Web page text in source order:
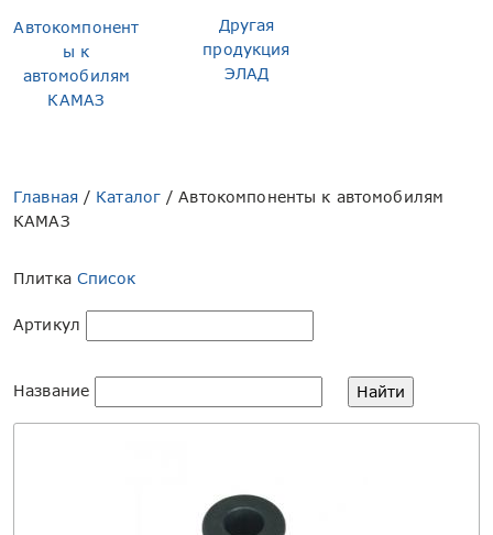
Автокомпонент
ы к
автомобилям
КАМАЗ
Другая
продукция
ЭЛАД
Главная / Каталог / Автокомпоненты к автомобилям
КАМАЗ
Плитка Список
Артикул
Название